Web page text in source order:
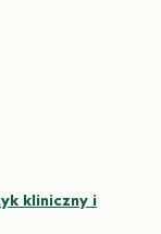
kliniczny i